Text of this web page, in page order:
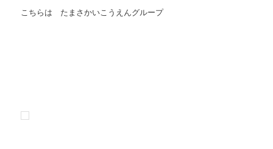
こちらは たまさかいこうえんグループ